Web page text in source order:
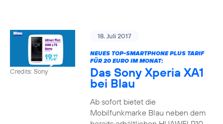
Credits: Sony
18. Juli 2017
NEUES TOP-SMARTPHONE PLUS TARIF
FÜR 20 EURO IM MONAT:
Das Sony Xperia XA1
bei Blau
Ab sofort bietet die
Mobilfunkmarke Blau neben dem